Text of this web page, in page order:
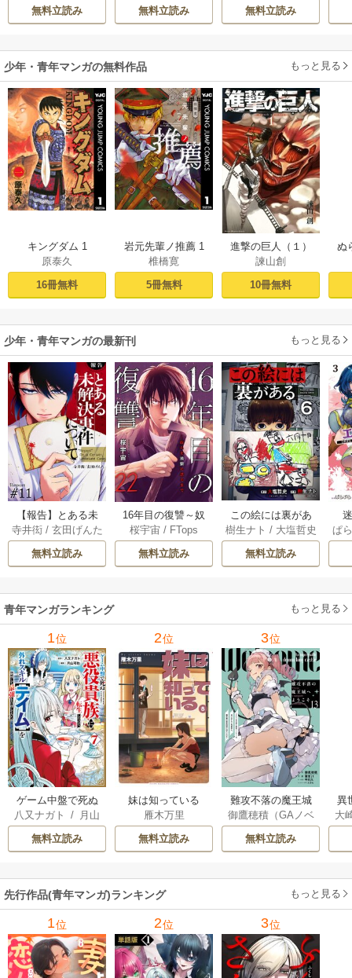
無料立読み
される―
無料立読み
おのいも /
無料立読み
少年・青年マンガの無料作品 もっと見る
キングダム 1
原泰久
16冊無料
岩元先輩ノ推薦 1
椎橋寛
5冊無料
進撃の巨人（１）
諫山創
10冊無料
ぬ
少年・青年マンガの最新刊 もっと見る
【報告】とある未
解決事件について 1
1巻
寺井衒/ 玄田げんた
無料立読み
16年目の復讐～奴
らを地獄に送るま
で 22巻
桜宇宙 / FTops
無料立読み
この絵には裏があ
る 6巻
樹生ナト / 大塩哲史
無料立読み
ぱ
青年マンガランキング もっと見る
1位
ゲーム中盤で死ぬ
悪役貴族に転生し
たので、外れスキ
ル【テイム】を駆
してみた
八又ナガト / 月山
可也
無料立読み
2位
妹は知っている
雁木万里
無料立読み
3位
難攻不落の魔王城
へようこそ～デバ
フは不要と勇者パ
ーティーを追い出
魔王軍の最高幹部
に迎えられる～
御鷹穂積（GAノベ
ル／SBクリエイテ
ィブ刊）/蚕堂j1
六/ユウヒ
無料立読み
異
は
大
先行作品(青年マンガ)ランキング もっと見る
1位 2位 3位